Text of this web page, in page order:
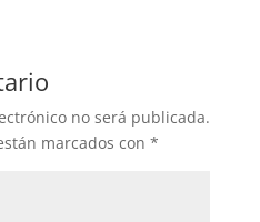
dI
n p
pno será publicada.
marcados con *